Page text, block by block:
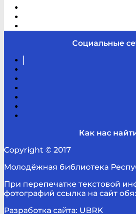
Социальные
Как нас
Copyright © 2017
Молодёжная библиотека
При перепечатке текстовой
фотографий ссылка на сайт
Разработка сайта: UBRK